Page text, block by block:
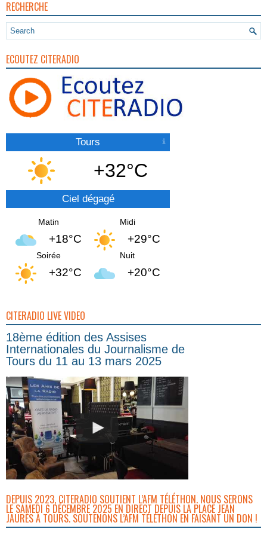
RECHERCHE
ECOUTEZ CITERADIO
Tours
+32°C
Ciel dégagé
Matin
+18°C
Midi
+29°C
Soirée
+32°C
Nuit
+20°C
CITERADIO LIVE VIDEO
18ème édition des Assises
Internationales du Journalisme de
Tours du 11 au 13 mars 2025
DEPUIS 2023, CITERADIO SOUTIENT L’AFM TÉLÉTHON. NOUS SERONS
LE SAMEDI 6 DÉCEMBRE 2025 EN DIRECT DEPUIS LA PLACE JEAN
JAURÈS À TOURS. SOUTENONS L’AFM TÉLÉTHON EN FAISANT UN DON !